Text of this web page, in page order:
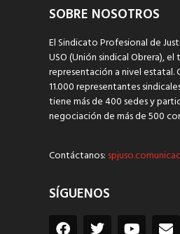
SOBRE NOSOTROS
El Sindicato Profesional de
USO (Unión sindical Obrera),
representación a nivel estatal.
11.000 representantes
tiene más de 400 sedes y
negociación de más de 500
Contáctanos:
SÍGUENOS